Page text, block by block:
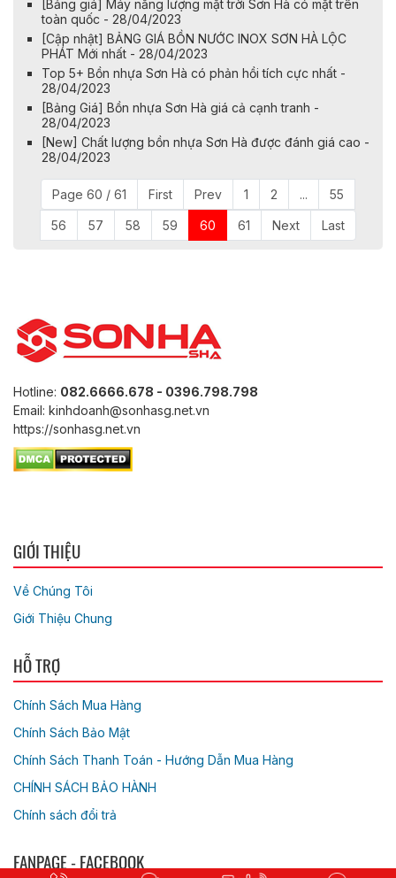
[Bảng giá] Máy năng lượng mặt trời Sơn Hà có mặt trên
toàn quốc - 28/04/2023
[Cập nhật] BẢNG GIÁ BỒN NƯỚC INOX SƠN HÀ LỘC
PHÁT Mới nhất - 28/04/2023
Top 5+ Bồn nhựa Sơn Hà có phản hồi tích cực nhất -
28/04/2023
[Bảng Giá] Bồn nhựa Sơn Hà giá cả cạnh tranh -
28/04/2023
[New] Chất lượng bồn nhựa Sơn Hà được đánh giá cao -
28/04/2023
Page 60 / 61 First Prev 1 2 ... 55
56 57 58 59 60 61 Next Last
Hotline: 082.6666.678 - 0396.798.798
Email: kinhdoanh@sonhasg.net.vn
https://sonhasg.net.vn
GIỚI THIỆU
Về Chúng Tôi
Giới Thiệu Chung
HỖ TRỢ
Chính Sách Mua Hàng
Chính Sách Bảo Mật
Chính Sách Thanh Toán - Hướng Dẫn Mua Hàng
CHÍNH SÁCH BẢO HÀNH
Chính sách đổi trả
FANPAGE - FACEBOOK